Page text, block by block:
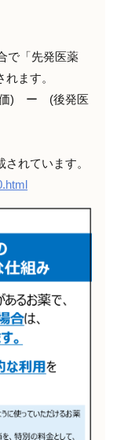
で「先発医薬
ます。
価) ー (後発医
れています。